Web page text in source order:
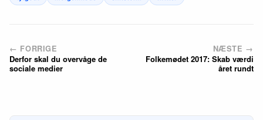
← FORRIGE
Derfor skal du overvåge de
sociale medier
NÆSTE →
Folkemødet 2017: Skab værdi
året rundt